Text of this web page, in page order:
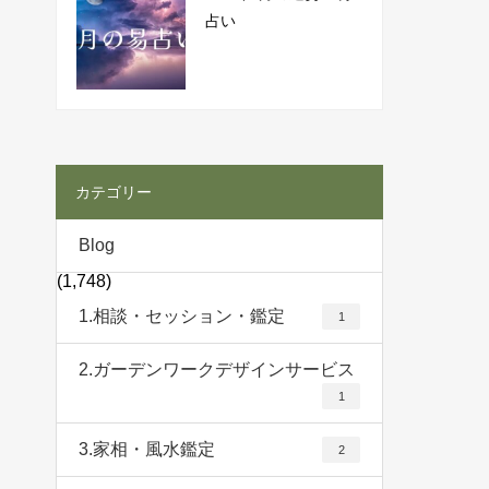
占い
カテゴリー
Blog
(1,748)
1.相談・セッション・鑑定
1
2.ガーデンワークデザインサービス
1
3.家相・風水鑑定 2